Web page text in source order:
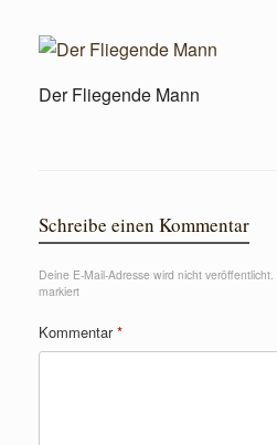
Der Fliegende Mann
Schreibe einen Kommentar
Deine E-Mail-Adresse wird nicht veröffentlicht.
markiert
Kommentar*